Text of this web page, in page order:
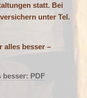
statt. Bei
unter Tel.
alles besser –
besser: PDF